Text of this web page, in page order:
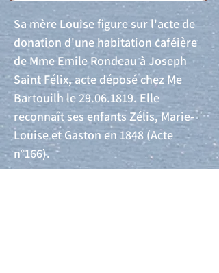
Sa mère Louise figure sur l'acte de
donation d'une habitation caféière
de Mme Emile Rondeau à Joseph
Saint Félix, acte déposé chez Me
Bartouilh le29.06.1819. Elle
reconnaît ses enfants Zélis, Marie-
Louise et Gaston en 1848 (Acte
n°166).